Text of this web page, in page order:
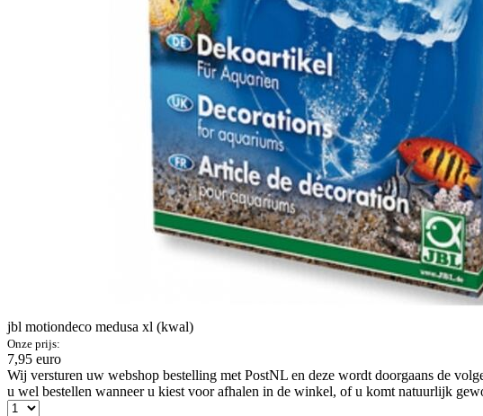
jbl motiondeco medusa xl (kwal)
Onze prijs:
7,95 euro
Wij versturen uw webshop bestelling met PostNL en deze wordt doorgaans de
u wel bestellen wanneer u kiest voor afhalen in de winkel, of u komt natuurlijk